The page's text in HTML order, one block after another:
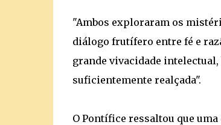
"Ambos exploraram os
diálogo frutífero entre fé e
grande vivacidade intelectual,
suficientemente realçada".
O Pontífice ressaltou que